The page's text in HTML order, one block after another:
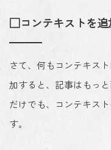
□コンテキストを追
さて、何もコンテキス
加すると、記事はもっ
だけでも、コンテキス
す。